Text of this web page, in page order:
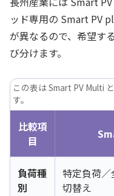
ッド専用の Smart PV
が異なるので、希望す
び分けます。
この表は Smart PV Multi
す。
比較項
目
負荷種
別
特定負荷
切替え